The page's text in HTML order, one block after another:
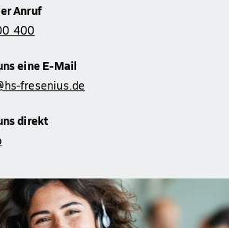
Anruf
400
eine E-Mail
fresenius.de
direkt